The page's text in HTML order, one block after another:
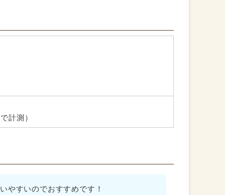
計測）
やすいのでおすすめです！